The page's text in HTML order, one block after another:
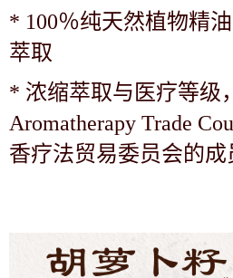
* 100％纯天然植物精
萃取
* 浓缩萃取与医疗等级
Aromatherapy Trade
香疗法贸易委员会的成